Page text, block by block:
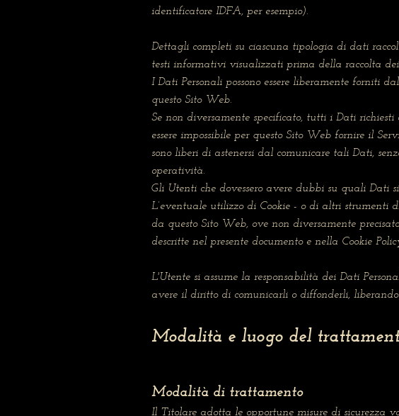
identificatore IDFA, per esempio).
Dettagli completi su ciascuna tipologia di dati
testi informativi visualizzati prima della raccolta dei
I Dati Personali possono essere liberamente forniti
questo Sito Web.
Se non diversamente specificato, tutti i Dati
essere impossibile per questo Sito Web fornire il
sono liberi di astenersi dal comunicare tali Dati,
operatività.
Gli Utenti che dovessero avere dubbi su quali Dati
L’eventuale utilizzo di Cookie - o di altri
da questo Sito Web, ove non diversamente
descritte nel presente documento e nella Cookie
L'Utente si assume la responsabilità dei Dati
avere il diritto di comunicarli o diffonderli,
Modalità e luogo del
Modalità di trattamento
Il Titolare adotta le opportune misure di sicurezza